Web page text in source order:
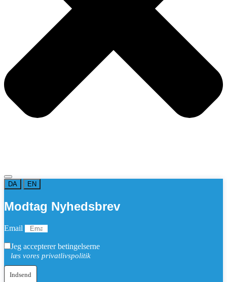
DA EN
Modtag Nyhedsbrev
Email
Jeg accepterer betingelserne
læs vores privatlivspolitik
Indsend